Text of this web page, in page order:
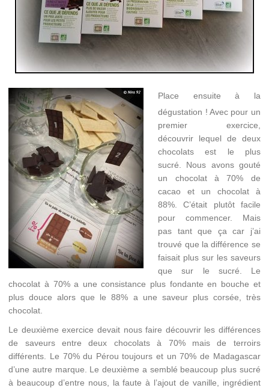
Place ensuite à la
dégustation ! Avec pour un
premier exercice,
découvrir lequel de deux
chocolats est le plus
sucré. Nous avons gouté
un chocolat à 70% de
cacao et un chocolat à
88%. C’était plutôt facile
pour commencer. Mais
pas tant que ça car j’ai
trouvé que la différence se
faisait plus sur les saveurs
que sur le sucré. Le
chocolat à 70% a une consistance plus fondante en bouche et
plus douce alors que le 88% a une saveur plus corsée, très
chocolat.
Le deuxième exercice devait nous faire découvrir les différences
de saveurs entre deux chocolats à 70% mais de terroirs
différents. Le 70% du Pérou toujours et un 70% de Madagascar
d’une autre marque. Le deuxième a semblé beaucoup plus sucré
à beaucoup d’entre nous, la faute à l’ajout de vanille, ingrédient